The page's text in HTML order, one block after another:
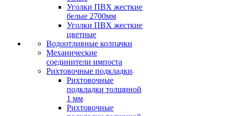
Уголки ПВХ жесткие
белые 2700мм
Уголки ПВХ жесткие
цветные
Водоотливные колпачки
Механические
соединители импоста
Рихтовочные подкладки
Рихтовочные
подкладки толщиной
1 мм
Рихтовочные